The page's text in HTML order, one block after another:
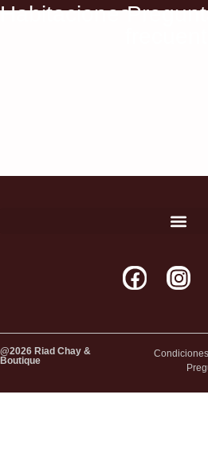
Habitaciones
@2026 Riad Chay &
Boutique